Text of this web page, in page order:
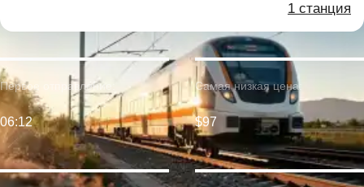
1 станция
Первое отправление:
06:12
Самая низкая цена:
$97